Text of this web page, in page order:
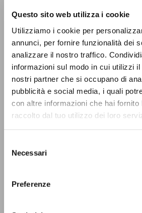
Questo sito web utilizza i cookie
Utilizziamo i cookie per
annunci, per fornire funzionalità dei
analizzare il nostro traffico.
informazioni sul modo in cui utilizzi
nostri partner che si occupano di
pubblicità e social media, i quali
con altre informazioni che hai fornito
raccolto dal tuo utilizzo dei loro
delNecessari
Preferenze
Giussani LuigiAutore
Italiano
Litterae Communionis-Tracce
1996
Pagine: 16
FULL TEXT
0DOCUMENTI
RISULTATI